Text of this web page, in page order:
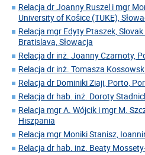
Relacja dr Joanny Ruszel i mgr
University of Košice (TUKE),
Relacja mgr Edyty Ptaszek,
Bratislava, Słowacja
Relacja dr inż. Joanny Czarnoty,
Relacja dr inż. Tomasza
Relacja dr Dominiki Ziaji, Porto,
Relacja dr hab. inż. Doroty
Relacja mgr A. Wójcik i mgr M.
Hiszpania
Relacja mgr Moniki Stanisz,
Relacja dr hab. inż. Beaty